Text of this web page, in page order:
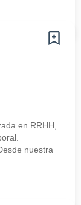
en RRHH,
nuestra